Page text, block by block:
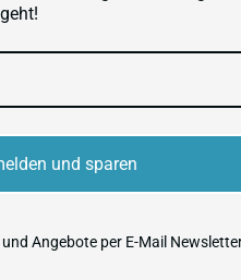
und sparen
Angebote per E-Mail